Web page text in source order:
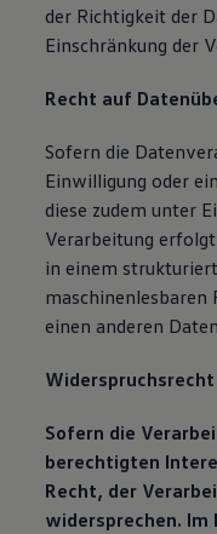
der Richtigkeit der
Einschränkung der
Recht auf
Sofern die
Einwilligung oder
diese zudem unter
Verarbeitung
in einem
maschinenlesbaren
einen anderen
Widerspruchsrecht
Sofern die
berechtigten
Recht, der
widersprechen. Im